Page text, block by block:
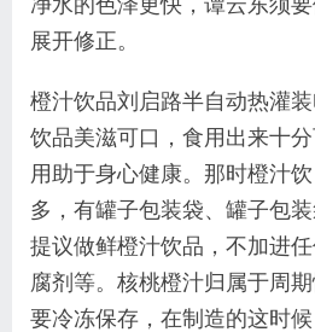
展开修正。
橙汁饮品刘启路半自动热灌
饮品美滋可口，食用出来十
用助于身心健康。那时橙汁
多，有罐子包装袋、罐子包装
提议做鲜橙汁饮品，不加进
腐剂等。核桃橙汁归属于周
要冷冻保存，在制造的这时